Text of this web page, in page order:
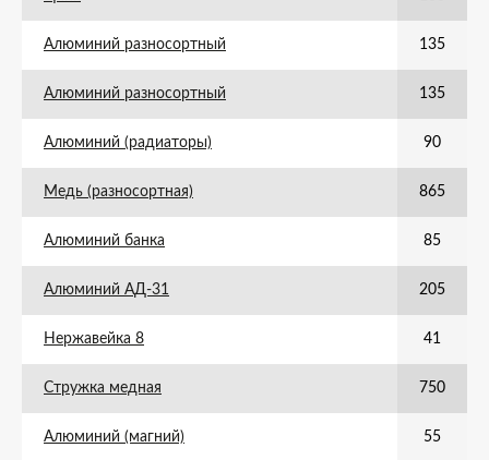
Алюминий разносортный 135
Алюминий разносортный 135
Алюминий (радиаторы) 90
Медь (разносортная) 865
Алюминий банка 85
Алюминий АД-31 205
Нержавейка 8 41
Стружка медная 750
Алюминий (магний) 55